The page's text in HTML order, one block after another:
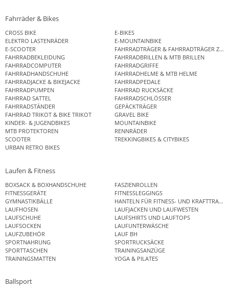
Fahrräder & Bikes
CROSS BIKE
E-BIKES
ELEKTRO LASTENRÄDER
E-MOUNTAINBIKE
E-SCOOTER
FAHRRADTRÄGER & FAHRRADTRÄGER
FAHRRADBEKLEIDUNG
FAHRRADBRILLEN & MTB BRILLEN
FAHRRADCOMPUTER
FAHRRADGRIFFE
FAHRRADHANDSCHUHE
FAHRRADHELME & MTB HELME
FAHRRADJACKE & BIKEJACKE
FAHRRADPEDALE
FAHRRADPUMPEN
FAHRRAD RUCKSÄCKE
FAHRRAD SATTEL
FAHRRADSCHLÖSSER
FAHRRADSTÄNDER
GEPÄCKTRÄGER
FAHRRAD TRIKOT & BIKE TRIKOT
GRAVEL BIKE
KINDER- & JUGENDBIKES
MOUNTAINBIKE
MTB PROTEKTOREN
RENNRÄDER
SCOOTER
TREKKINGBIKES & CITYBIKES
URBAN RETRO BIKES
Laufen & Fitness
BOXSACK & BOXHANDSCHUHE
FASZIENROLLEN
FITNESSGERÄTE
FITNESSLEGGINGS
GYMNASTIKBÄLLE
HANTELN FÜR FITNESS- UND
LAUFHOSEN
LAUFJACKEN UND LAUFWESTEN
LAUFSCHUHE
LAUFSHIRTS UND LAUFTOPS
LAUFSOCKEN
LAUFUNTERWÄSCHE
LAUFZUBEHÖR
LAUF BH
SPORTNAHRUNG
SPORTRUCKSÄCKE
SPORTTASCHEN
TRAININGSANZÜGE
TRAININGSMATTEN
YOGA & PILATES
Ballsport